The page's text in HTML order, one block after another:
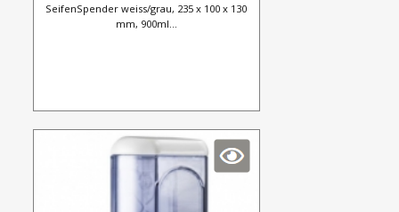
SeifenSpender weiss/grau, 235 x 100 x 130
mm, 900ml...